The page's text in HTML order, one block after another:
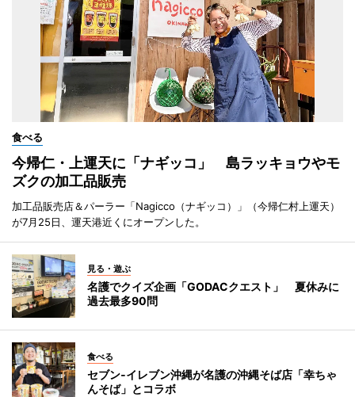
食べる
今帰仁・上運天に「ナギッコ」 島ラッキョウやモ
ズクの加工品販売
加工品販売店＆パーラー「Nagicco（ナギッコ）」（今帰仁村上運天）
が7月25日、運天港近くにオープンした。
見る・遊ぶ
名護でクイズ企画「GODACクエスト」 夏休みに
過去最多90問
食べる
セブン‐イレブン沖縄が名護の沖縄そば店「幸ちゃ
んそば」とコラボ